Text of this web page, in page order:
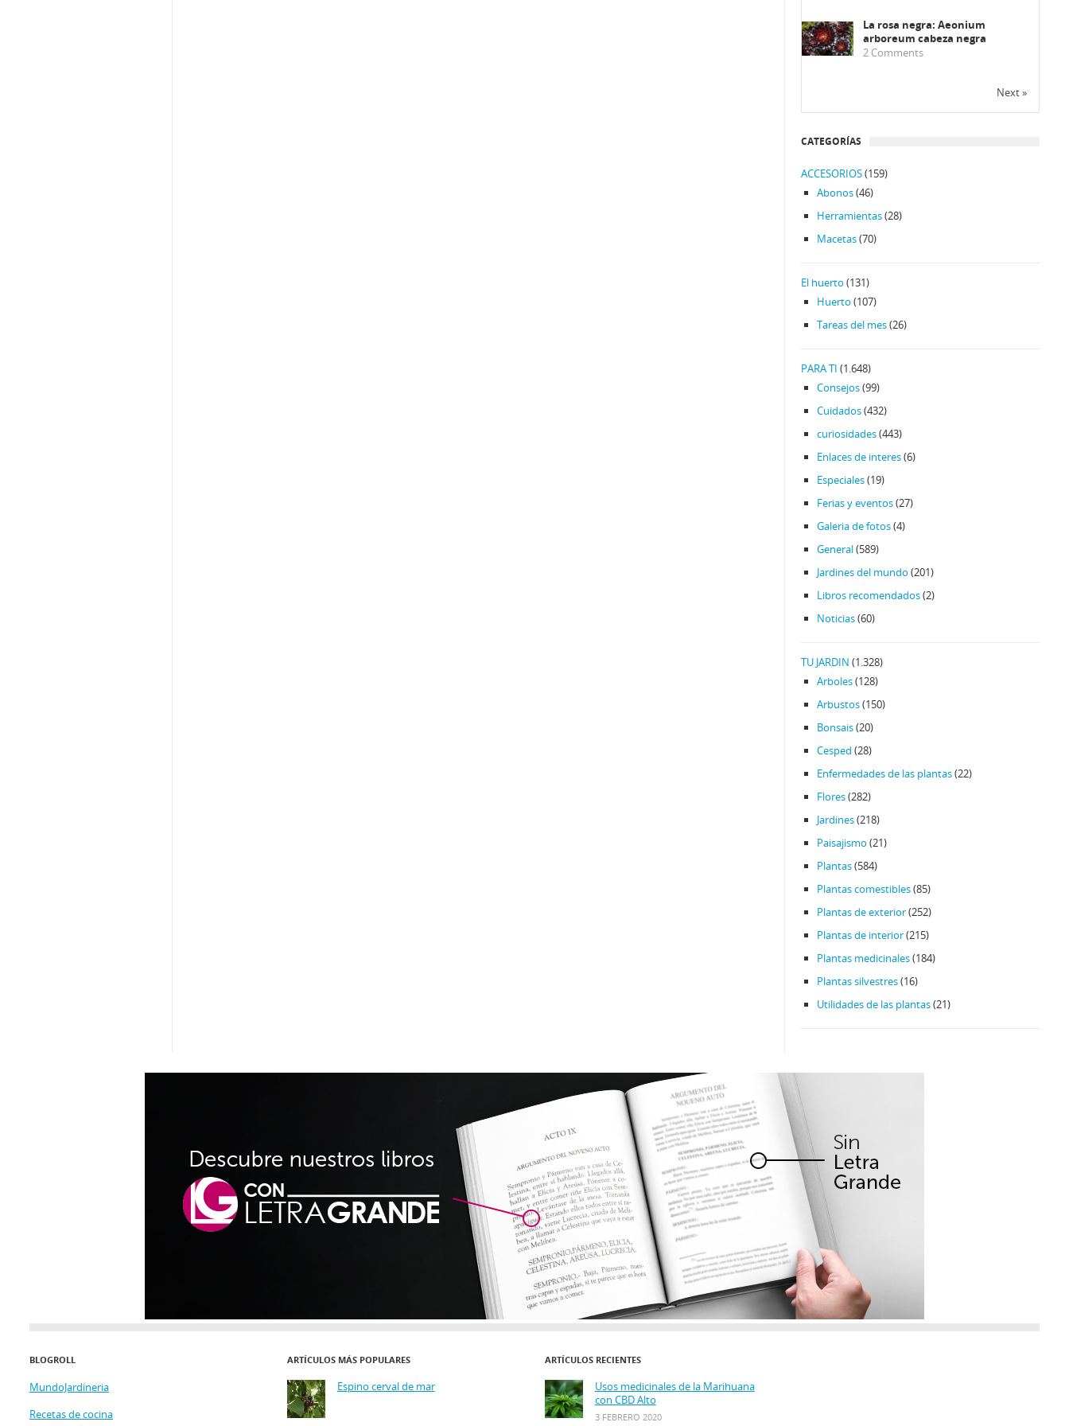
La rosa negra: Aeonium
arboreum cabeza negra
2 Comments
Next »
CATEGORÍAS
ACCESORIOS(159)
Abonos(46)
Herramientas(28)
Macetas(70)
El huerto (131)
Huerto (107)
Tareas del mes(26)
PARA TI (1.648)
Consejos(99)
Cuidados(432)
curiosidades(443)
Enlaces de interes(6)
Especiales(19)
Ferias y eventos(27)
Galeria de fotos(4)
General(589)
Jardines del mundo (201)
Libros recomendados(2)
Noticias(60)
TU JARDIN (1.328)
Arboles(128)
Arbustos(150)
Bonsais(20)
Cesped (28)
Enfermedades de las plantas(22)
Flores(282)
Jardines(218)
Paisajismo (21)
Plantas(584)
Plantas comestibles(85)
Plantas de exterior(252)
Plantas de interior(215)
Plantas medicinales(184)
Plantas silvestres(16)
Utilidades de las plantas(21)
BLOGROLL
MundoJardineria
Recetas de cocina
ARTÍCULOS MÁS POPULARES
Espino cerval de mar
ARTÍCULOS RECIENTES
Usos medicinales de la Marihuana
con CBD Alto
3 FEBRERO 2020